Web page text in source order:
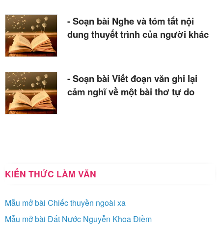
- Soạn bài Nghe và tóm tắt nội
dung thuyết trình của người khác
- Soạn bài Viết đoạn văn ghi lại
cảm nghĩ về một bài thơ tự do
KIẾN THỨC LÀM VĂN
Mẫu mở bài Chiếc thuyền ngoài xa
Mẫu mở bài Đất Nước Nguyễn Khoa Điềm